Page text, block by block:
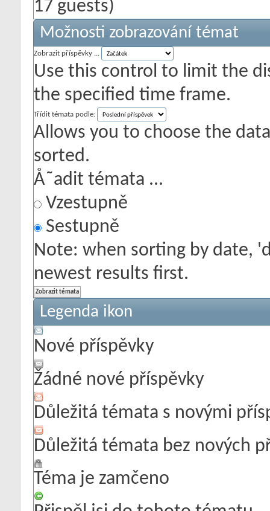
17 guests)
Možnosti zobrazování témat
Zobrazit příspěvky ...
Use this control to limit the
the specified time frame.
Třídit témata podle:
Allows you to choose the
sorted.
Å˜adit témata ...
Vzestupně
Sestupně
Note: when sorting by date,
newest results first.
Legenda ikon
Nové příspěvky
Žádné nové příspěvky
Důležitá témata s novými
Důležitá témata bez nových
Téma je zamčeno